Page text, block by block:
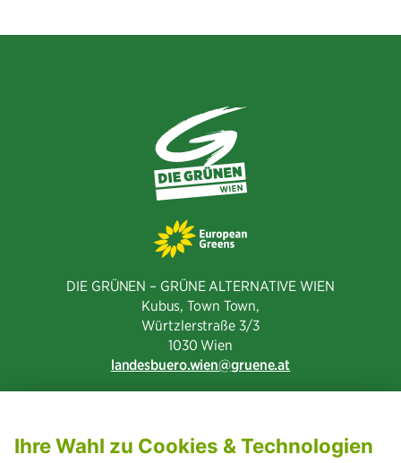
DIE GRÜNEN – GRÜNE ALTERNATIVE WIEN
Kubus, Town Town,
Würtzlerstraße 3/3​
1030 Wien
landesbuero.wien
gruene.at